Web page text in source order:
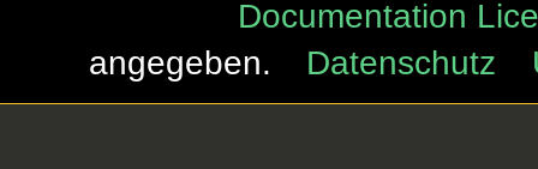
Documentation
angegeben.
Datenschutz